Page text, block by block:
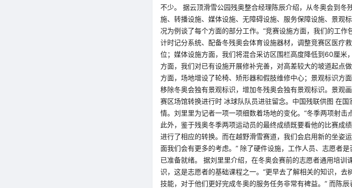
不少。 据云顶滑雪公园残奥整合经理陈辰介绍，从冬奥会到冬
施、转播设施、媒体设施、无障碍设施、服务保障设施、景观
况为例谈了每个方面的部分工作。“竞赛设施方面，我们的工
计时记分系统、配备冬残奥会体育设施器材，调整竞赛区医疗
位；媒体设施方面，我们将混合采访区围栏高度降低到60厘米
方面，我们对已有设施开展修补完善，对高差较大的坡道起点
方面，场地增设了轮椅、矫形器和假肢维修中心；景观标识方
移除冬奥会独有景观标识，增加冬残奥会独有景观标识。景观
赛区场馆转换进行时 冰球队队员进驻留念。中国残联供图 在
情。刘里里为记者一项一项细数着场地的变化。“冬季两项射击
此外，鉴于残奥冬季两项运动员的最终成绩既要看他的比赛成
进行了相应的转换。而在越野滑雪赛道，我们会启用新的坐姿
面我们会有更多的考虑。‍” 除了硬件设施，工作人员、志愿者
已准备就绪。 据刘里里介绍，在冬奥会赛前的志愿者通用培训
识，这是志愿者的基础课程之一。“更早去了解相关的知识，
技能，对于他们更好完成冬奥的服务任务非常有裨益。‍” 而陈